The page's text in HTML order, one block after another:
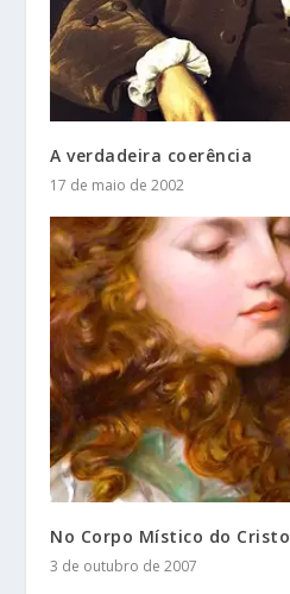
A verdadeira coerência
17 de maio de 2002
No Corpo Místico do Cristo
3 de outubro de 2007